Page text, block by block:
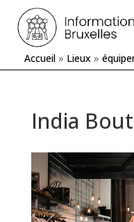
Accueil » Lieux »
India